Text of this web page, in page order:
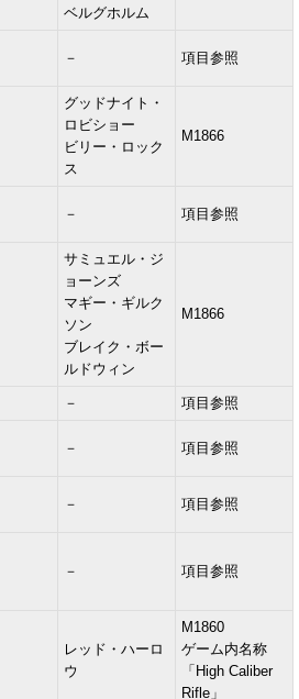
ベルグホルム
－ 項目参照
グッドナイト・
ロビショー
ビリー・ロック
ス
M1866
－ 項目参照
サミュエル・ジ
ョーンズ
マギー・ギルク
ソン
ブレイク・ボー
ルドウィン
M1866
－ 項目参照
－ 項目参照
－ 項目参照
－ 項目参照
レッド・ハーロ
ウ
M1860
ゲーム内名称
「High Caliber
Rifle」